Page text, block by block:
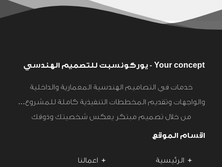
Your concept - يوركونسبت للتصميم الهندسي
خدمات في التصاميم الهندسية المعمارية والداخلية
والواجهات وتقديم المخططات التنفيذية كاملة للمشروع…
من خلال تصميم مبتكر يعكس شخصيتك وذوقك
اقسام الموقع
الرئيسية
اعمالنا